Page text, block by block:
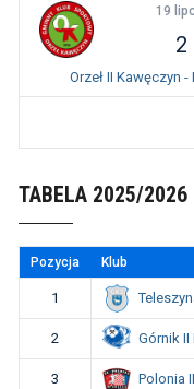
19
2
Orzeł II Kawęczyn
TABELA 2025/2026
Pozycja Klub
1
2 Górnik II
3 Polonia